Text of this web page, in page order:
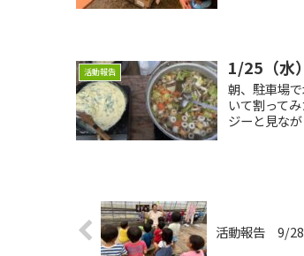
活動報告 1/25（水
朝、駐車場
いて割って
ジーと見な
活動報告 9/